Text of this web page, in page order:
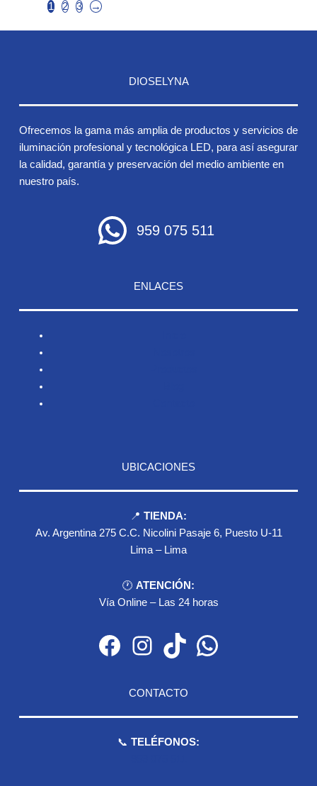
1 2 3 →
DIOSELYNA
Ofrecemos la gama más amplia de productos y servicios de
iluminación profesional y tecnológica LED, para así asegurar
la calidad, garantía y preservación del medio ambiente en
nuestro país.
959 075 511
ENLACES
UBICACIONES
📍 TIENDA:
Av. Argentina 275 C.C. Nicolini Pasaje 6, Puesto U-11
Lima – Lima
🕐 ATENCIÓN:
Vía Online – Las 24 horas
Facebook Instagram TikTok WhatsApp
CONTACTO
📞 TELÉFONOS: